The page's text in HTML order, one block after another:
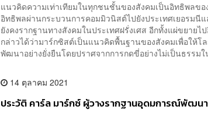
แนวคิดความเท่าเทียมในทุกชนชั้นของสังคมเป็นอิทธิพลข
อิทธิพลผ่านกระบวนการคอมมิวนิสต์ไปยังประเทศเยอรมนี
ยังคงรากฐานทางสังคมในประเทศฝรั่งเศส อีกทั้งแผ่ขยายไ
กล่าวได้ว่ามาร์กซิสต์เป็นแนวคิดพื้นฐานของสังคมเพื่อให้โ
พัฒนาอย่างยั่งยืนโดยปราศจากการกดขี่อย่างไม่เป็นธรรมใ
14 ตุลาคม 2021
ประวัติ คาร์ล มาร์กซ์ ผู้วางรากฐานอุดมการณ์พัฒน